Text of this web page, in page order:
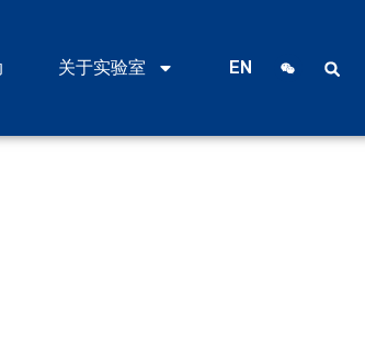
关于实验室 EN